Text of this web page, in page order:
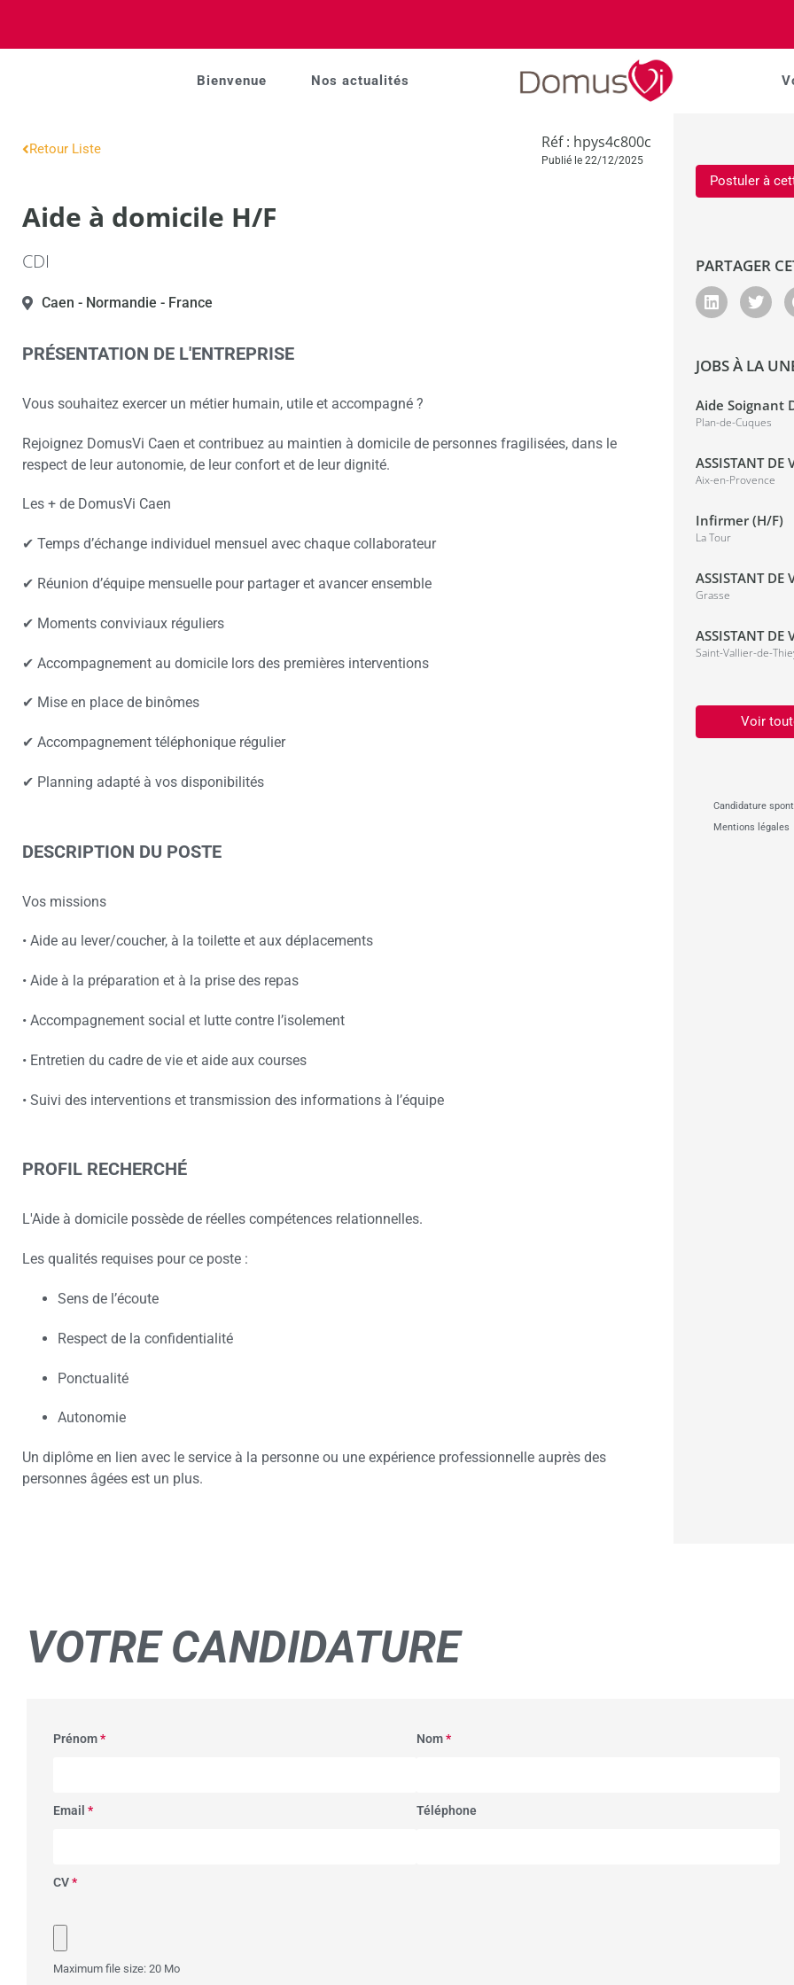
Bienvenue Nos actualités
Retour Liste Réf : hpys4c800c
Publié le 22/12/2025
Aide à domicile H/F
CDI
Caen - Normandie - France
PRÉSENTATION DE L'ENTREPRISE
Vous souhaitez exercer un métier humain, utile et accompagné ?
Rejoignez DomusVi Caen et contribuez au maintien à domicile de personnes fragilisées, dans le
respect de leur autonomie, de leur confort et de leur dignité.
Les + de DomusVi Caen
✔ Temps d’échange individuel mensuel avec chaque collaborateur
✔ Réunion d’équipe mensuelle pour partager et avancer ensemble
✔ Moments conviviaux réguliers
✔ Accompagnement au domicile lors des premières interventions
✔ Mise en place de binômes
✔ Accompagnement téléphonique régulier
✔ Planning adapté à vos disponibilités
DESCRIPTION DU POSTE
Vos missions
• Aide au lever/coucher, à la toilette et aux déplacements
• Aide à la préparation et à la prise des repas
• Accompagnement social et lutte contre l’isolement
• Entretien du cadre de vie et aide aux courses
• Suivi des interventions et transmission des informations à l’équipe
PROFIL RECHERCHÉ
L'Aide à domicile possède de réelles compétences relationnelles.
Les qualités requises pour ce poste :
Sens de l’écoute
Respect de la confidentialité
Ponctualité
Autonomie
Un diplôme en lien avec le service à la personne ou une expérience professionnelle auprès des
personnes âgées est un plus.
Postuler à
PARTAGER
JOBS À LA
Aide Soignant
Plan-de-Cuques
ASSISTANT DE
Aix-en-Provence
Infirmer (H/F)
La Tour
ASSISTANT DE
Grasse
ASSISTANT DE
Saint-Vallier-de-
Voir
Candidature
Mentions légales
VOTRE CANDIDATURE
Prénom* Nom*
Email * Téléphone
CV*
Maximum file size: 20 Mo